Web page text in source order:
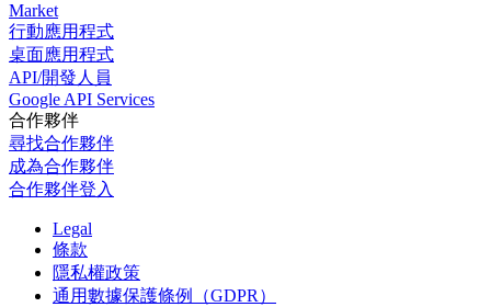
Market
行動應用程式
桌面應用程式
API/開發人員
Google API Services
合作夥伴
尋找合作夥伴
成為合作夥伴
合作夥伴登入
Legal
條款
隱私權政策
通用數據保護條例（GDPR）